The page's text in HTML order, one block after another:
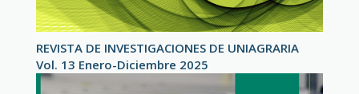
REVISTA DE INVESTIGACIONES DE UNIAGRARIA
Vol. 13 Enero-Diciembre 2025